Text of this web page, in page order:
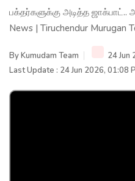
பக்தர்களுக்கு அடித்த
News | Tiruchendur Murugan
ByKumudam Team
24 Jun
Last Update : 24 Jun 2026, 01:08